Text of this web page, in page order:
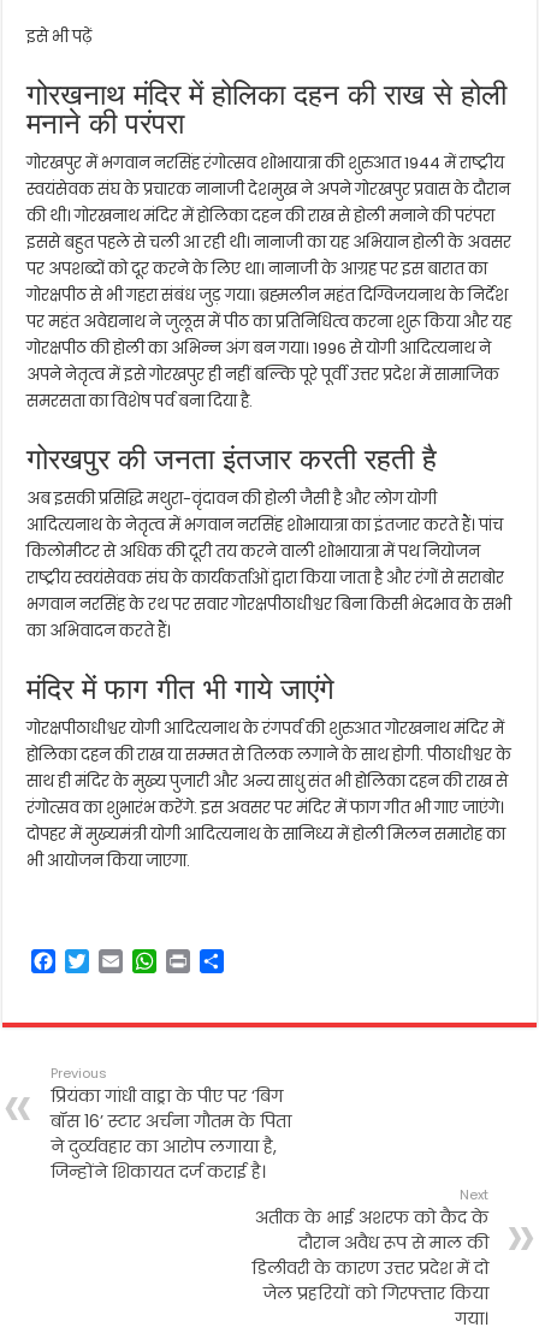
इसे भी पढ़ें
गोरखनाथ मंदिर में होलिका दहन की राख से होली
मनाने की परंपरा
गोरखपुर में भगवान नरसिंह रंगोत्सव शोभायात्रा की शुरुआत 1944 में राष्ट्रीय
स्वयंसेवक संघ के प्रचारक नानाजी देशमुख ने अपने गोरखपुर प्रवास के दौरान
की थी। गोरखनाथ मंदिर में होलिका दहन की राख से होली मनाने की परंपरा
इससे बहुत पहले से चली आ रही थी। नानाजी का यह अभियान होली के अवसर
पर अपशब्दों को दूर करने के लिए था। नानाजी के आग्रह पर इस बारात का
गोरक्षपीठ से भी गहरा संबंध जुड़ गया। ब्रह्मलीन महंत दिग्विजयनाथ के निर्देश
पर महंत अवेद्यनाथ ने जुलूस में पीठ का प्रतिनिधित्व करना शुरू किया और यह
गोरक्षपीठ की होली का अभिन्न अंग बन गया। 1996 से योगी आदित्यनाथ ने
अपने नेतृत्व में इसे गोरखपुर ही नहीं बल्कि पूरे पूर्वी उत्तर प्रदेश में सामाजिक
समरसता का विशेष पर्व बना दिया है.
गोरखपुर की जनता इंतजार करती रहती है
अब इसकी प्रसिद्धि मथुरा-वृंदावन की होली जैसी है और लोग योगी
आदित्यनाथ के नेतृत्व में भगवान नरसिंह शोभायात्रा का इंतजार करते हैं। पांच
किलोमीटर से अधिक की दूरी तय करने वाली शोभायात्रा में पथ नियोजन
राष्ट्रीय स्वयंसेवक संघ के कार्यकर्ताओं द्वारा किया जाता है और रंगों से सराबोर
भगवान नरसिंह के रथ पर सवार गोरक्षपीठाधीश्वर बिना किसी भेदभाव के सभी
का अभिवादन करते हैं।
मंदिर में फाग गीत भी गाये जाएंगे
गोरक्षपीठाधीश्वर योगी आदित्यनाथ के रंगपर्व की शुरुआत गोरखनाथ मंदिर में
होलिका दहन की राख या सम्मत से तिलक लगाने के साथ होगी. पीठाधीश्वर के
साथ ही मंदिर के मुख्य पुजारी और अन्य साधु संत भी होलिका दहन की राख से
रंगोत्सव का शुभारंभ करेंगे. इस अवसर पर मंदिर में फाग गीत भी गाए जाएंगे।
दोपहर में मुख्यमंत्री योगी आदित्यनाथ के सानिध्य में होली मिलन समारोह का
भी आयोजन किया जाएगा.
F
e
o
o
k
T
t
e
r
E
i
W
t
p
p
P
n
r
Previous
प्रियंका गांधी वाड्रा के पीए पर ‘बिग
बॉस 16’ स्टार अर्चना गौतम के पिता
ने दुर्व्यवहार का आरोप लगाया है,
जिन्होंने शिकायत दर्ज कराई है।
Next
अतीक के भाई अशरफ को कैद के
दौरान अवैध रूप से माल की
डिलीवरी के कारण उत्तर प्रदेश में दो
जेल प्रहरियों को गिरफ्तार किया
गया।